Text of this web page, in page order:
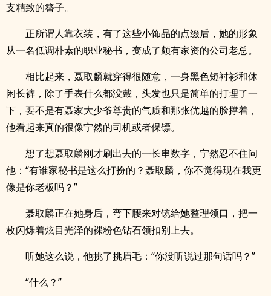
支精致的簪子。
正所谓人靠衣装，有了这些小饰品的点缀后，她的形象
从一名低调朴素的职业秘书，变成了颇有家资的公司老总。
相比起来，聂取麟就穿得很随意，一身黑色短衬衫和休
闲长裤，除了手表什么都没戴，头发也只是简单的打理了一
下，要不是有聂家大少爷尊贵的气质和那张优越的脸撑着，
他看起来真的很像宁然的司机或者保镖。
想了想聂取麟刚才刷出去的一长串数字，宁然忍不住问
他：“有谁家秘书是这么打扮的？聂取麟，你不觉得现在我更
像是你老板吗？”
聂取麟正在她身后，弯下腰来对镜给她整理领口，把一
枚闪烁着炫目光泽的裸粉色钻石领扣别上去。
听她这么说，他挑了挑眉毛：“你没听说过那句话吗？”
“什么？”